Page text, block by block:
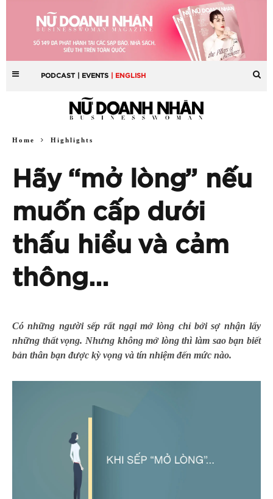
PODCAST | EVENTS | ENGLISH
Home Highlights
Hãy “mở lòng” nếu
muốn cấp dưới
thấu hiểu và cảm
thông…
Có những người sếp rất ngại mở lòng chỉ bởi sợ nhận lấy
những thất vọng. Nhưng không mở lòng thì làm sao bạn biết
bản thân bạn được kỳ vọng và tín nhiệm đến mức nào.